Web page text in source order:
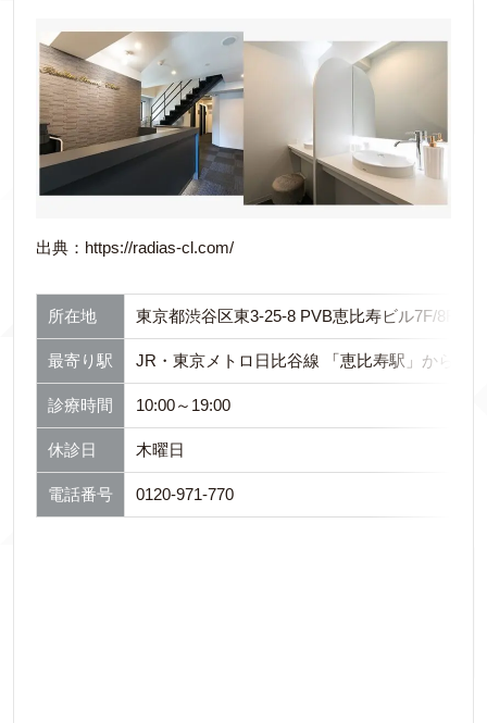
出典：https://radias-cl.com/
所在地 東京都渋谷区東3-25-8 PVB恵比寿ビル7F/8F
最寄り駅 JR・東京メトロ日比谷線 「恵比寿駅」から徒
診療時間 10:00～19:00
休診日 木曜日
電話番号 0120-971-770